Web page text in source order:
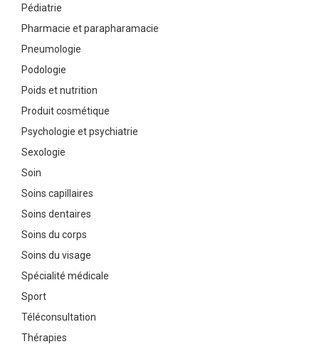
Pédiatrie
Pharmacie et parapharamacie
Pneumologie
Podologie
Poids et nutrition
Produit cosmétique
Psychologie et psychiatrie
Sexologie
Soin
Soins capillaires
Soins dentaires
Soins du corps
Soins du visage
Spécialité médicale
Sport
Téléconsultation
Thérapies